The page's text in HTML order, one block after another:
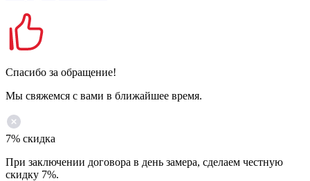
Спасибо за обращение!
Мы свяжемся с вами в ближайшее время.
7% скидка
При заключении договора в день замера, сделаем честную
скидку 7%.